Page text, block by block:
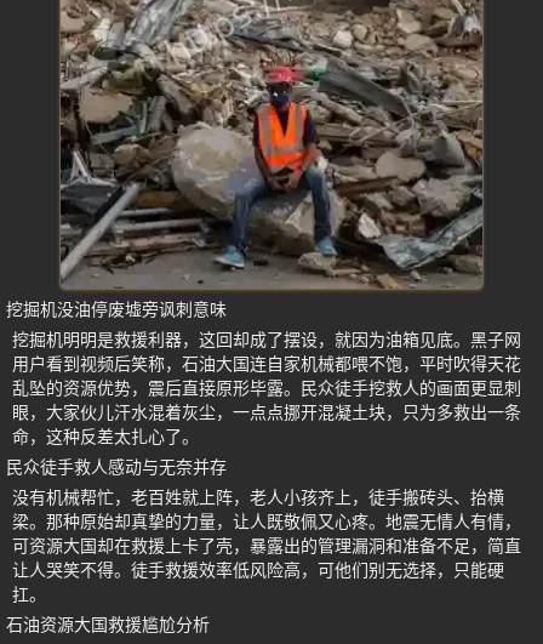
挖掘机没油停废墟旁讽刺意味
挖掘机明明是救援利器，这回却成了摆设，就因为油箱见底。黑子网
用户看到视频后笑称，石油大国连自家机械都喂不饱，平时吹得天花
乱坠的资源优势，震后直接原形毕露。民众徒手挖救人的画面更显刺
眼，大家伙儿汗水混着灰尘，一点点挪开混凝土块，只为多救出一条
命，这种反差太扎心了。
民众徒手救人感动与无奈并存
没有机械帮忙，老百姓就上阵，老人小孩齐上，徒手搬砖头、抬横
梁。那种原始却真挚的力量，让人既敬佩又心疼。地震无情人有情，
可资源大国却在救援上卡了壳，暴露出的管理漏洞和准备不足，简直
让人哭笑不得。徒手救援效率低风险高，可他们别无选择，只能硬
扛。
石油资源大国救援尴尬分析